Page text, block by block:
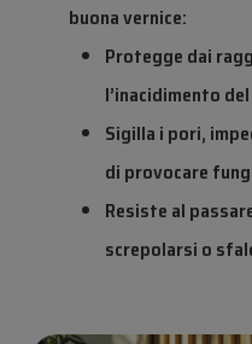
buona vernice:
Protegge dai
l’inacidimento
Sigilla i pori,
di provocare
Resiste al
screpolarsi o